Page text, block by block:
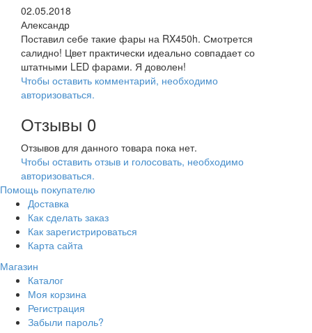
02.05.2018
Александр
Поставил себе такие фары на RX450h. Смотрется
салидно! Цвет практически идеально совпадает со
штатными LED фарами. Я доволен!
Чтобы оставить комментарий, необходимо
авторизоваться.
Отзывы 0
Отзывов для данного товара пока нет.
Чтобы оcтавить отзыв и голосовать, необходимо
авторизоваться.
Помощь покупателю
Доставка
Как сделать заказ
Как зарегистрироваться
Карта сайта
Магазин
Каталог
Моя корзина
Регистрация
Забыли пароль?